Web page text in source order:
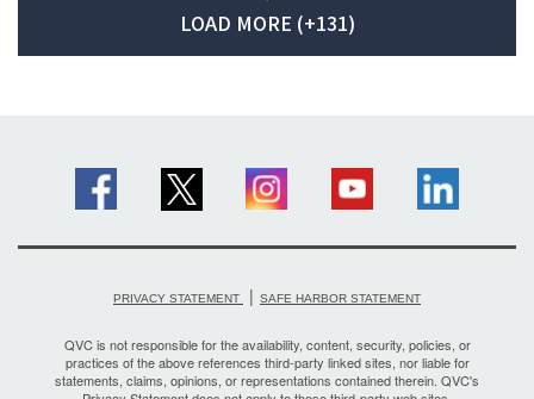
LOAD MORE (+131)
PRIVACY STATEMENT | SAFE HARBOR STATEMENT
QVC is not responsible for the availability, content, security, policies, or
practices of the above references third-party linked sites, nor liable for
statements, claims, opinions, or representations contained therein. QVC's